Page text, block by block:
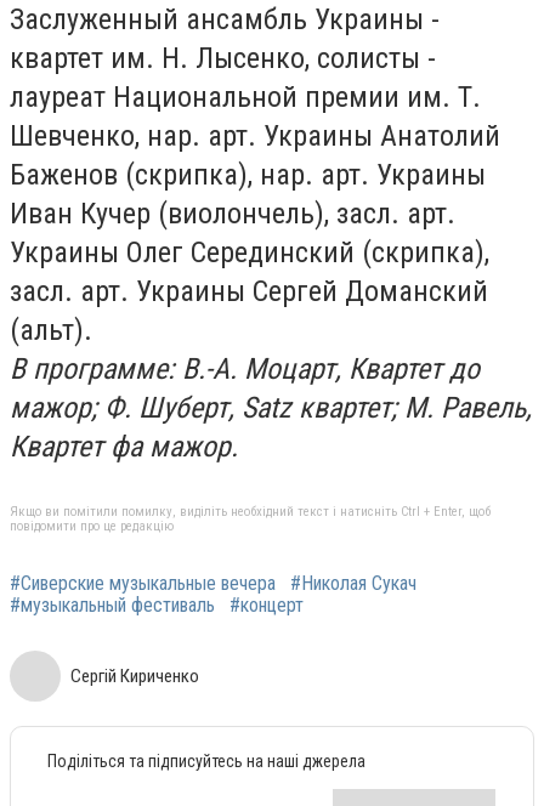
Заслуженный ансамбль Украины -
квартет им. Н. Лысенко, солисты -
лауреат Национальной премии им. Т.
Шевченко, нар. арт. Украины Анатолий
Баженов (скрипка), нар. арт. Украины
Иван Кучер (виолончель), засл. арт.
Украины Олег Серединский (скрипка),
засл. арт. Украины Сергей Доманский
(альт).
В программе: В.-А. Моцарт, Квартет до
мажор; Ф. Шуберт, Satz квартет; М. Равель,
Квартет фа мажор.
Якщо ви помітили помилку, виділіть необхідний текст і натисніть Ctrl + Enter, щоб
повідомити про це редакцію
#Сиверские музыкальные вечера
#Николая Сукач
#музыкальный фестиваль
#концерт
Сергій Кириченко
Поділіться та підписуйтесь на наші джерела